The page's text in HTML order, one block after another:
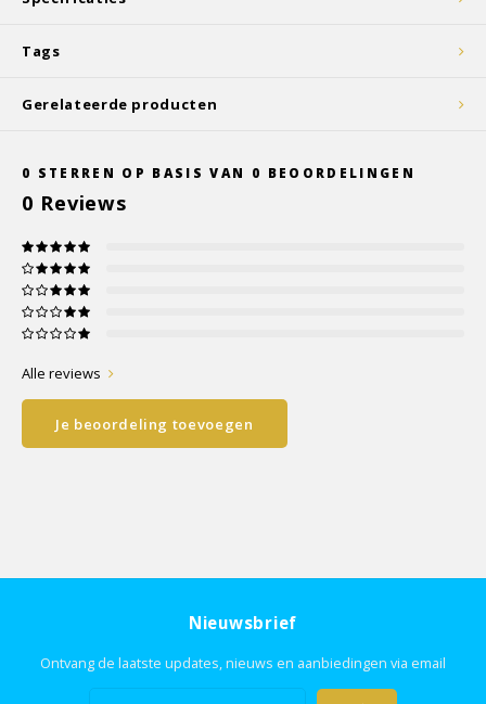
Tags
Gerelateerde producten
0 STERREN OP BASIS VAN 0 BEOORDELINGEN
0 Reviews
Alle reviews
Je beoordeling toevoegen
Nieuwsbrief
Ontvang de laatste updates, nieuws en aanbiedingen via email